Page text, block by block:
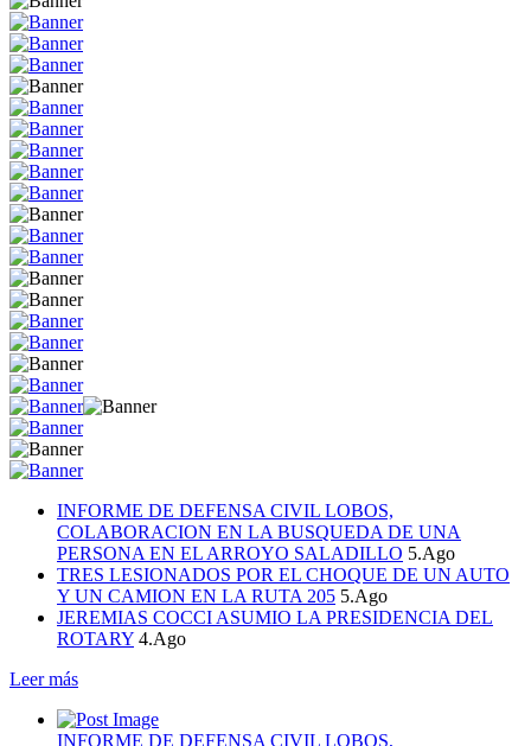
INFORME DE DEFENSA CIVIL LOBOS,
COLABORACION EN LA BUSQUEDA DE UNA
PERSONA EN EL ARROYO SALADILLO 5.Ago
TRES LESIONADOS POR EL CHOQUE DE UN AUTO
Y UN CAMION EN LA RUTA 205 5.Ago
JEREMIAS COCCI ASUMIO LA PRESIDENCIA DEL
ROTARY 4.Ago
Leer más
INFORME DE DEFENSA CIVIL LOBOS,